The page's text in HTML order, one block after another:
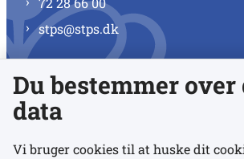
stps@stps.dk
Se alle kontaktnumre
Du bestemmer over
data
Vi bruger cookies til at huske dit